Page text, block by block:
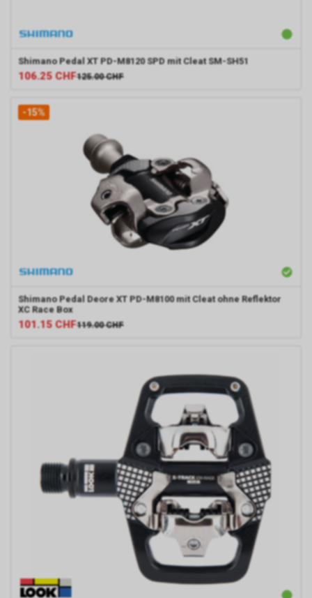
Shimano Pedal XT PD-M8120 SPD mit Cleat SM-SH51
106.25 CHF125.00 CHF
-15%
Shimano Pedal Deore XT PD-M8100 mit Cleat ohne Reflektor
XC Race Box
101.15 CHF119.00 CHF